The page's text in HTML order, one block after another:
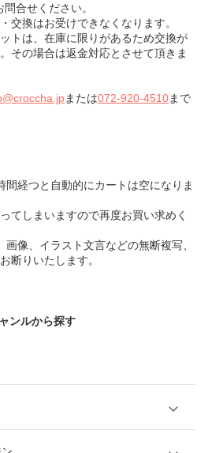
問合せください。
交換はお受けできなくなります。
トは、在庫に限りがあるため交換が
その場合は返金対応とさせて頂きま
または072-920-4510まで
間経つと自動的にカートは空になりま
てしまいますので再度お買い求めく
画像、イラスト文言などの無断複写、
断りいたします。
ンルから探す